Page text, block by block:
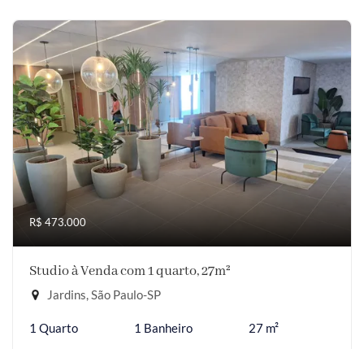
R$ 473.000
Studio à Venda com 1 quarto, 27m²
Jardins, São Paulo-SP
1 Quarto 1 Banheiro 27 m²